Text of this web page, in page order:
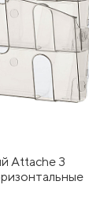
Attache 3